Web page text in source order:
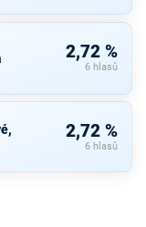
2,72 %
6 hlasů
2,72 %
6 hlasů